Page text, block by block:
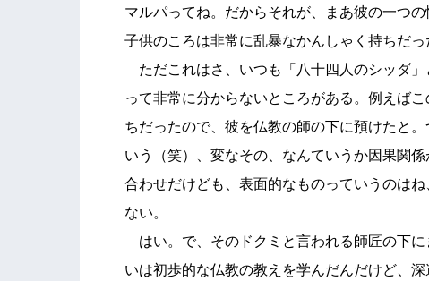
マルパってね。だからそれが、まあ彼の一つ
子供のころは非常に乱暴なかんしゃく持ちだっ
ただこれはさ、いつも「八十四人のシッダ
って非常に分からないところがある。例えば
ちだったので、彼を仏教の師の下に預けたと
いう（笑）、変なその、なんていうか因果関
合わせだけども、表面的なものっていうのは
ない。
はい。で、そのドクミと言われる師匠の下
いは初歩的な仏教の教えを学んだんだけど、